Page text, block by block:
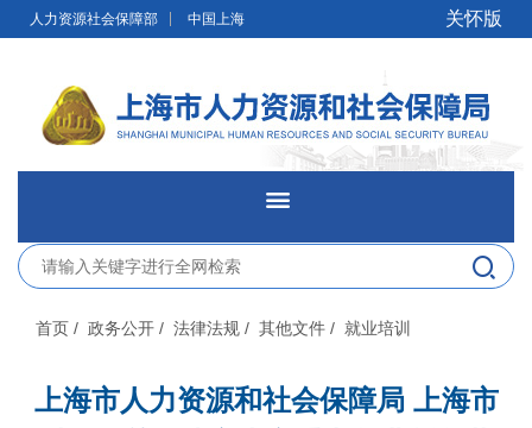
无障碍操作说明 跳转到网站导航区
人力资源社会保障部 中国上海 关怀版
网站首页
新闻发布
政务公开
首页 / 政务公开 / 法律法规 / 其他文件 / 就业培训
上海市人力资源和社会保障局 上海市